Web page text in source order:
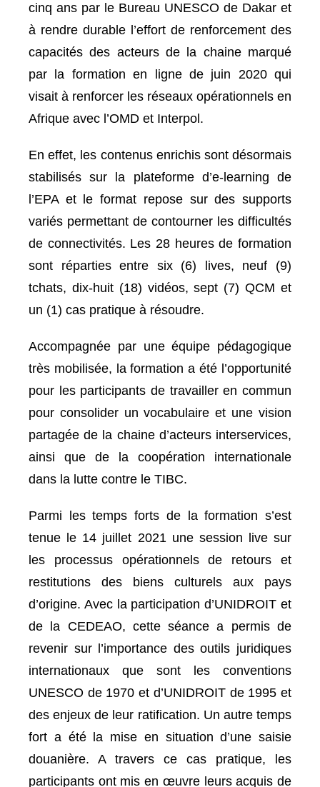
cinq ans par le Bureau UNESCO de Dakar et
à rendre durable l’effort de renforcement des
capacités des acteurs de la chaine marqué
par la formation en ligne de juin 2020 qui
visait à renforcer les réseaux opérationnels en
Afrique avec l’OMD et Interpol.
En effet, les contenus enrichis sont désormais
stabilisés sur la plateforme d’e-learning de
l’EPA et le format repose sur des supports
variés permettant de contourner les difficultés
de connectivités. Les 28 heures de formation
sont réparties entre six (6) lives, neuf (9)
tchats, dix-huit (18) vidéos, sept (7) QCM et
un (1) cas pratique à résoudre.
Accompagnée par une équipe pédagogique
très mobilisée, la formation a été l’opportunité
pour les participants de travailler en commun
pour consolider un vocabulaire et une vision
partagée de la chaine d’acteurs interservices,
ainsi que de la coopération internationale
dans la lutte contre le TIBC.
Parmi les temps forts de la formation s’est
tenue le 14 juillet 2021 une session live sur
les processus opérationnels de retours et
restitutions des biens culturels aux pays
d’origine. Avec la participation d’UNIDROIT et
de la CEDEAO, cette séance a permis de
revenir sur l’importance des outils juridiques
internationaux que sont les conventions
UNESCO de 1970 et d’UNIDROIT de 1995 et
des enjeux de leur ratification. Un autre temps
fort a été la mise en situation d’une saisie
douanière. A travers ce cas pratique, les
participants ont mis en œuvre leurs acquis de